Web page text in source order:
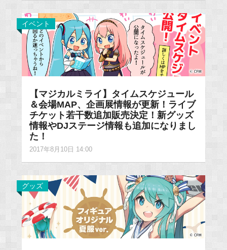
イベント
【マジカルミライ】タイムスケジュール
＆会場MAP、企画展情報が更新！ライブ
チケット若干数追加販売決定！新グッズ
情報やDJステージ情報も追加になりまし
た！
2017年8月10日 14:00
グッズ